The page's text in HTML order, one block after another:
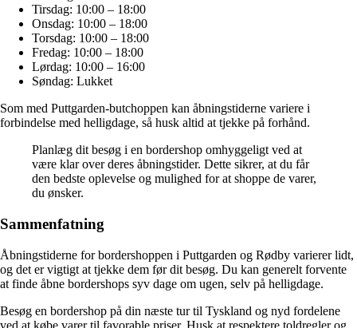
Tirsdag: 10:00 – 18:00
Onsdag: 10:00 – 18:00
Torsdag: 10:00 – 18:00
Fredag: 10:00 – 18:00
Lørdag: 10:00 – 16:00
Søndag: Lukket
Som med Puttgarden-butchoppen kan åbningstiderne variere i
forbindelse med helligdage, så husk altid at tjekke på forhånd.
Planlæg dit besøg i en bordershop omhyggeligt ved at
være klar over deres åbningstider. Dette sikrer, at du får
den bedste oplevelse og mulighed for at shoppe de varer,
du ønsker.
Sammenfatning
Åbningstiderne for bordershoppen i Puttgarden og Rødby varierer lidt,
og det er vigtigt at tjekke dem før dit besøg. Du kan generelt forvente
at finde åbne bordershops syv dage om ugen, selv på helligdage.
Besøg en bordershop på din næste tur til Tyskland og nyd fordelene
ved at købe varer til favorable priser. Husk at respektere toldregler og